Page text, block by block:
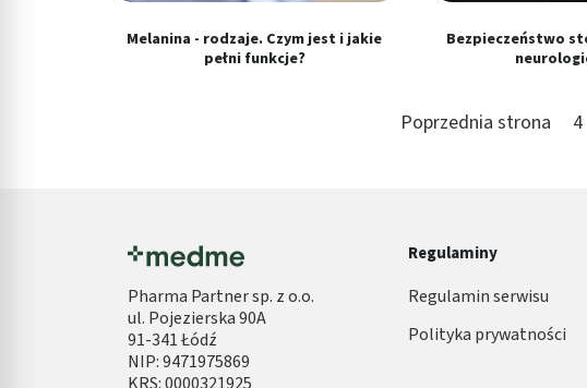
Melanina - rodzaje. Czym jest i jakie
pełni funkcje?
Bezpieczeństwo
Poprzednia strona 4
Pharma Partner sp. z o.o.
ul. Pojezierska 90A
91-341 Łódź
NIP: 9471975869
Regulaminy
Regulamin serwisu
Polityka prywatności